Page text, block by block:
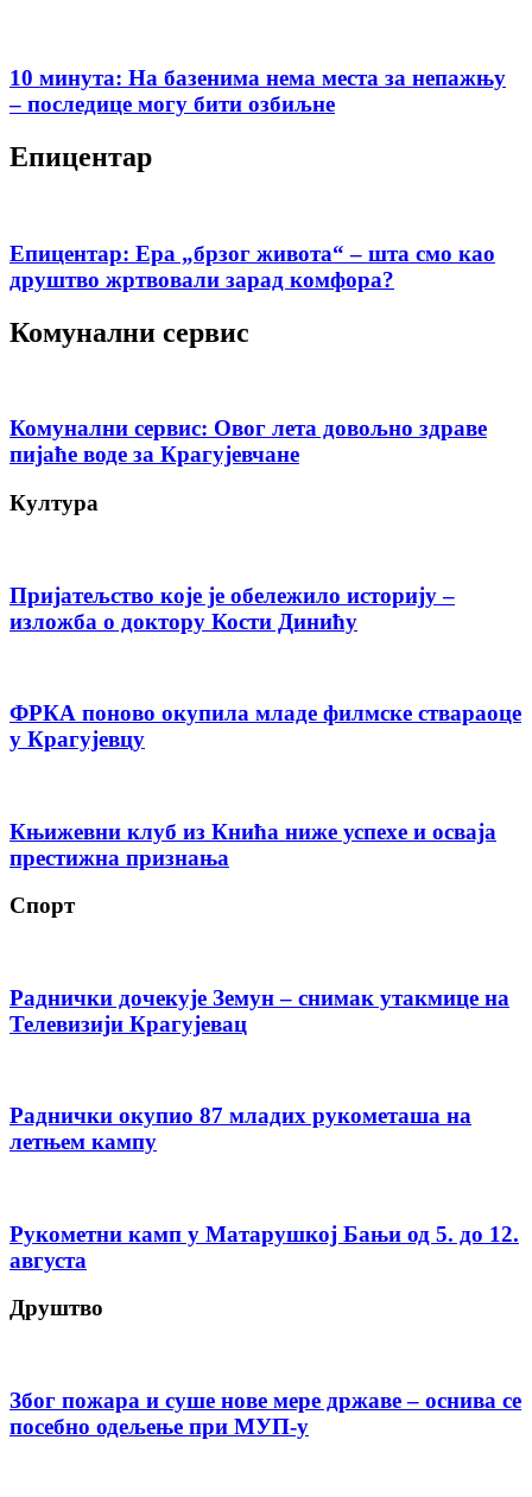
10 минута: На базенима нема места за непажњу
– последице могу бити озбиљне
Епицентар
Епицентар: Ера „брзог живота“ – шта смо као
друштво жртвовали зарад комфора?
Комунални сервис
Комунални сервис: Овог лета довољно здраве
пијаће воде за Крагујевчане
Култура
Пријатељство које је обележило историју –
изложба о доктору Кости Динићу
ФРКА поново окупила младе филмске ствараоце
у Крагујевцу
Књижевни клуб из Кнића ниже успехе и осваја
престижна признања
Спорт
Раднички дочекује Земун – снимак утакмице на
Телевизији Крагујевац
Раднички окупио 87 младих рукометаша на
летњем кампу
Рукометни камп у Матарушкој Бањи од 5. до 12.
августа
Друштво
Због пожара и суше нове мере државе – оснива се
посебно одељење при МУП-у